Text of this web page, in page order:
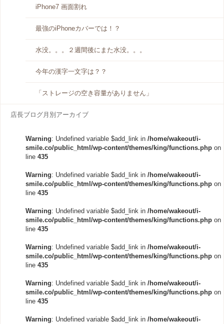
iPhone7 画面割れ
最強のiPhoneカバーでは！？
水没。。。２週間後にまた水没。。。
今年の漢字一文字は？？
「ストレージの空き容量がありません」
店長ブログ月別アーカイブ
Warning: Undefined variable $add_link in /home/wakeout/i-
smile.co/public_html/wp-content/themes/king/functions.php on
line 435
Warning: Undefined variable $add_link in /home/wakeout/i-
smile.co/public_html/wp-content/themes/king/functions.php on
line 435
Warning: Undefined variable $add_link in /home/wakeout/i-
smile.co/public_html/wp-content/themes/king/functions.php on
line 435
Warning: Undefined variable $add_link in /home/wakeout/i-
smile.co/public_html/wp-content/themes/king/functions.php on
line 435
Warning: Undefined variable $add_link in /home/wakeout/i-
smile.co/public_html/wp-content/themes/king/functions.php on
line 435
Warning: Undefined variable $add_link in /home/wakeout/i-